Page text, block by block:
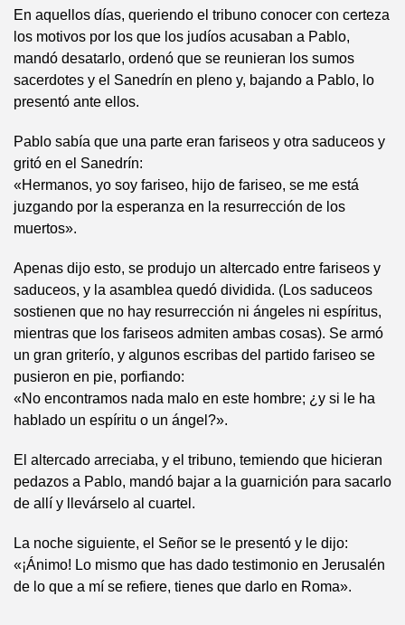
En aquellos días, queriendo el tribuno conocer con certeza
los motivos por los que los judíos acusaban a Pablo,
mandó desatarlo, ordenó que se reunieran los sumos
sacerdotes y el Sanedrín en pleno y, bajando a Pablo, lo
presentó ante ellos.
Pablo sabía que una parte eran fariseos y otra saduceos y
gritó en el Sanedrín:
«Hermanos, yo soy fariseo, hijo de fariseo, se me está
juzgando por la esperanza en la resurrección de los
muertos».
Apenas dijo esto, se produjo un altercado entre fariseos y
saduceos, y la asamblea quedó dividida. (Los saduceos
sostienen que no hay resurrección ni ángeles ni espíritus,
mientras que los fariseos admiten ambas cosas). Se armó
un gran griterío, y algunos escribas del partido fariseo se
pusieron en pie, porfiando:
«No encontramos nada malo en este hombre; ¿y si le ha
hablado un espíritu o un ángel?».
El altercado arreciaba, y el tribuno, temiendo que hicieran
pedazos a Pablo, mandó bajar a la guarnición para sacarlo
de allí y llevárselo al cuartel.
La noche siguiente, el Señor se le presentó y le dijo:
«¡Ánimo! Lo mismo que has dado testimonio en Jerusalén
de lo que a mí se refiere, tienes que darlo en Roma».